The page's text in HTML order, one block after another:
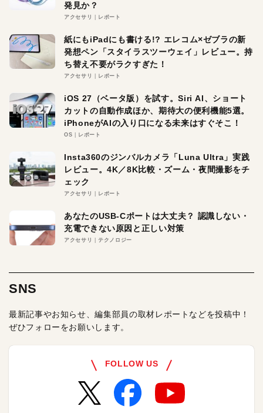
発見か？
アクセサリ レポート
紙にもiPadにも書ける!? エレコム×ゼブラの新
発想ペン「スタイラスツーウェイ」レビュー。持
ち替え不要がラクすぎた！
アクセサリ レポート
iOS 27（ベータ版）を試す。Siri AI、ショート
カットの自動作成ほか、期待大の便利機能5選。
iPhoneがAIの入り口になる未来はすぐそこ！
OS レポート
Insta360のジンバルカメラ「Luna Ultra」実践
レビュー。4K／8K比較・ズーム・夜間撮影をチ
ェック
アクセサリ レポート
あなたのUSB-Cポートは大丈夫？ 認識しない・
充電できない原因と正しい対策
アクセサリ テクノロジー
SNS
最新記事やお知らせ、編集部員の取材レポートなどを投稿中！
ぜひフォローをお願いします。
FOLLOW US